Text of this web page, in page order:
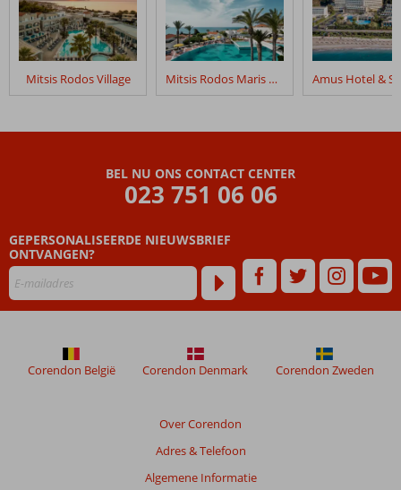
Mitsis Rodos Village Mitsis Rodos Maris Resort & Spa
BEL NU ONS CONTACT CENTER
023 751 06 06
GEPERSONALISEERDE NIEUWSBRIEF
ONTVANGEN?
Over Corendon
Adres & Telefoon
Algemene Informatie
Corendon België Corendon Denmark Corendon Zweden